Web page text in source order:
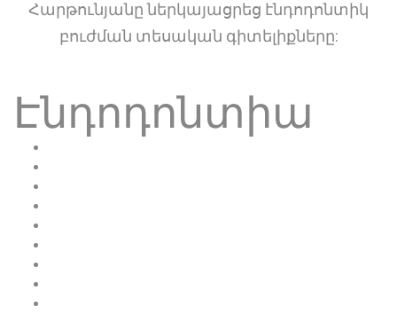
Հարթունյանը ներկայացրեց էնդոդոնտիկ
բուժման տեսական գիտելիքները:
Էնդոդոնտիա